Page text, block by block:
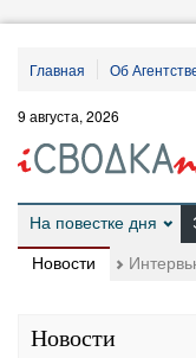
Главная Об
9 августа, 2026
На повестке дня
Новости
Новости